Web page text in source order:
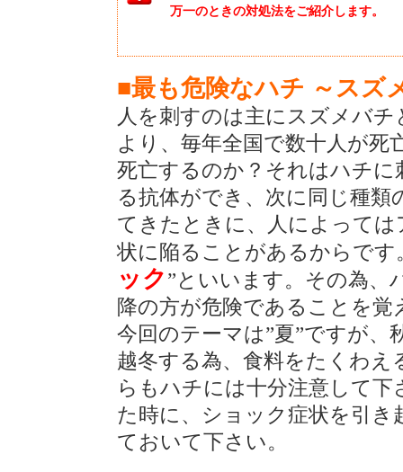
万一のときの対処法をご紹介します。
■最も危険なハチ ～スズ
人を刺すのは主にスズメバ
より、毎年全国で数十人が
死亡するのか？それはハチ
る抗体ができ、次に同じ種
てきたときに、人によって
状に陥ることがあるからです
ック”といいます。その為、
降の方が危険であることを
今回のテーマは”夏”ですが
越冬する為、食料をたくわ
らもハチには十分注意して
た時に、ショック症状を引
ておいて下さい。